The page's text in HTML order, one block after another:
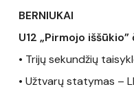
BERNIUKAI
U12 „Pirmojo
• Trijų sekundžių
• Užtvarų statymas –